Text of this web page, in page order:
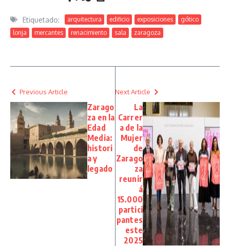
Etiquetado: arquitectura edificio exposiciones
gótico
lonja
mercantes renacimiento sala zaragoza
Previous Article
Zarago
za en la
Edad
Media:
histori
a y
legado
Next Article
La
Carrer
a de la
Mujer
de
Zarago
za
reunir
á
15.000
partici
pantes
este
2025